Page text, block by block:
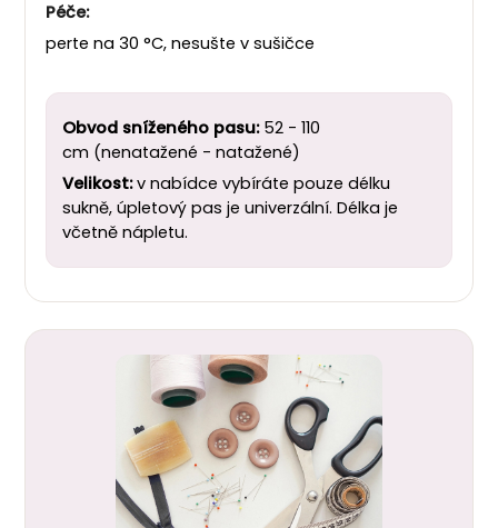
Péče:
perte na 30 °C, nesušte v sušičce
Obvod sníženého pasu: 52 - 110
cm (nenatažené - natažené)
Velikost:v nabídce vybíráte pouze délku
sukně, úpletový pas je univerzální. Délka je
včetně nápletu.